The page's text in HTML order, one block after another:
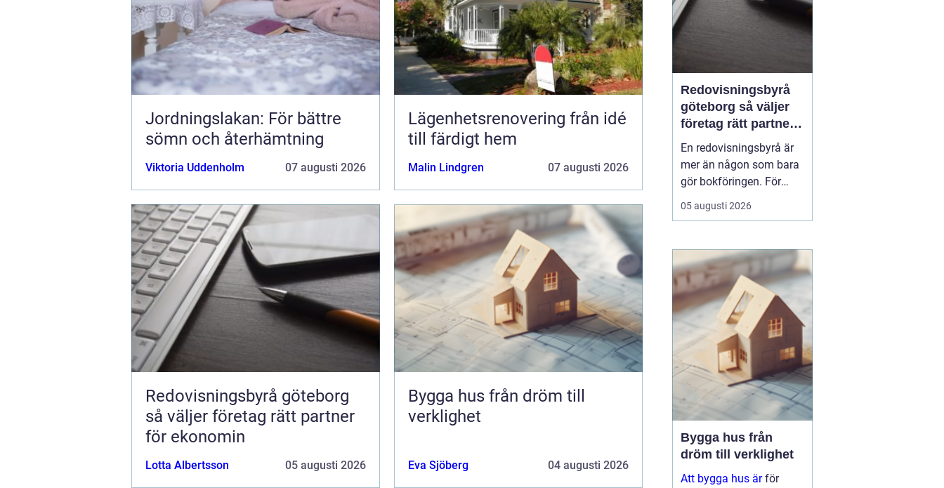
Jordningslakan: För bättre
sömn och återhämtning
Viktoria Uddenholm 07 augusti 2026
Lägenhetsrenovering från idé
till färdigt hem
Malin Lindgren 07 augusti 2026
Redovisningsbyrå göteborg
så väljer företag rätt partner
för ekonomin
Lotta Albertsson 05 augusti 2026
Bygga hus från dröm till
verklighet
Eva Sjöberg 04 augusti 2026
Redovisningsbyrå
göteborg så väljer
företag rätt partner
för ekonomin
En redovisningsbyrå är
mer än någon som bara
gör bokföringen. För
många företag i
Göteborg blir byrån en
ekonomiavdelning, en
bollplank i vardagen och
ett skydd mot onödiga
risker. När lagar ändras,
bolaget växer eller tiden
inte räcker till, ...
05 augusti 2026
Bygga hus från
dröm till verklighet
Att bygga hus ärför